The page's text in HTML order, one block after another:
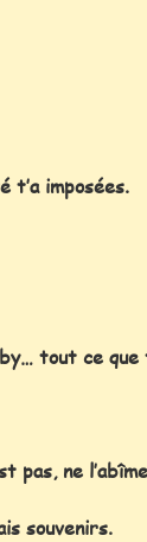
imposées.
tout ce
ne
souvenirs.